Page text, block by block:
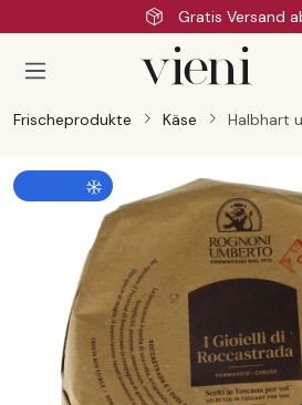
Zum Hauptinhalt springen
Frischeprodukte Käse Halbhart
Bildergalerie überspringen